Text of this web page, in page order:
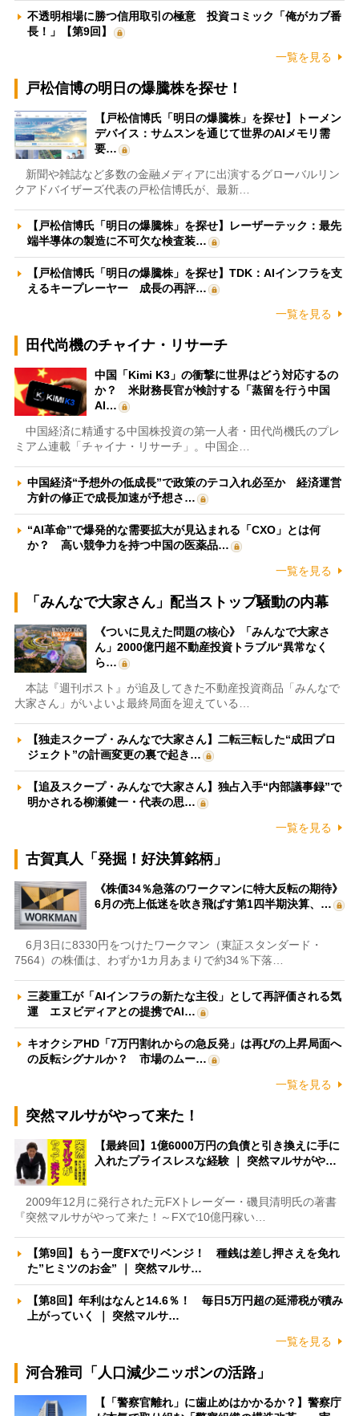
不透明相場に勝つ信用取引の極意 投資コミック「俺がカブ番
長！」【第9回】
一覧を見る
戸松信博の明日の爆騰株を探せ！
【戸松信博氏「明日の爆騰株」を探せ】トーメン
デバイス：サムスンを通じて世界のAIメモリ需
要…
新聞や雑誌など多数の金融メディアに出演するグローバルリン
クアドバイザーズ代表の戸松信博氏が、最新…
【戸松信博氏「明日の爆騰株」を探せ】レーザーテック：最先
端半導体の製造に不可欠な検査装…
【戸松信博氏「明日の爆騰株」を探せ】TDK：AIインフラを支
えるキープレーヤー 成長の再評…
一覧を見る
田代尚機のチャイナ・リサーチ
中国「Kimi K3」の衝撃に世界はどう対応するの
か？ 米財務長官が検討する「蒸留を行う中国
AI…
中国経済に精通する中国株投資の第一人者・田代尚機氏のプレ
ミアム連載「チャイナ・リサーチ」。中国企…
中国経済“予想外の低成長”で政策のテコ入れ必至か 経済運営
方針の修正で成長加速が予想さ…
“AI革命”で爆発的な需要拡大が見込まれる「CXO」とは何
か？ 高い競争力を持つ中国の医薬品…
一覧を見る
「みんなで大家さん」配当ストップ騒動の内幕
《ついに見えた問題の核心》「みんなで大家さ
ん」2000億円超不動産投資トラブル“異常なく
ら…
本誌『週刊ポスト』が追及してきた不動産投資商品「みんなで
大家さん」がいよいよ最終局面を迎えている…
【独走スクープ・みんなで大家さん】二転三転した“成田プロ
ジェクト”の計画変更の裏で起き…
【追及スクープ・みんなで大家さん】独占入手“内部議事録”で
明かされる柳瀬健一・代表の思…
一覧を見る
古賀真人「発掘！好決算銘柄」
《株価34％急落のワークマンに特大反転の期待》
6月の売上低迷を吹き飛ばす第1四半期決算、…
6月3日に8330円をつけたワークマン（東証スタンダード・
7564）の株価は、わずか1カ月あまりで約34％下落…
三菱重工が「AIインフラの新たな主役」として再評価される気
運 エヌビディアとの提携でAI…
キオクシアHD「7万円割れからの急反発」は再びの上昇局面へ
の反転シグナルか？ 市場のムー…
一覧を見る
突然マルサがやって来た！
【最終回】1億6000万円の負債と引き換えに手に
入れたプライスレスな経験 ｜ 突然マルサがや…
2009年12月に発行された元FXトレーダー・磯貝清明氏の著書
『突然マルサがやって来た！～FXで10億円稼い…
【第9回】もう一度FXでリベンジ！ 種銭は差し押さえを免れ
た”ヒミツのお金” ｜ 突然マルサ…
【第8回】年利はなんと14.6％！ 毎日5万円超の延滞税が積み
上がっていく ｜ 突然マルサ…
一覧を見る
河合雅司「人口減少ニッポンの活路」
【「警察官離れ」に歯止めはかかるか？】警察庁